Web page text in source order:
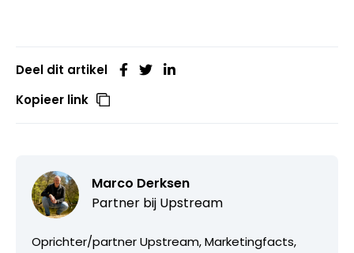
Deel dit artikel
Kopieer link
Marco Derksen
Partner bij Upstream
Oprichter/partner Upstream, Marketingfacts,